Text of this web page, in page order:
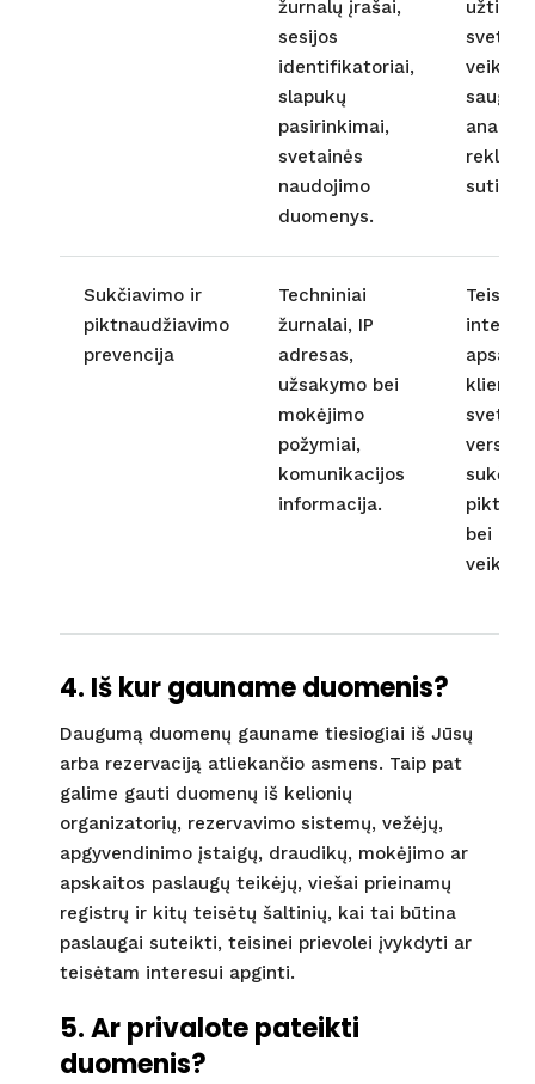
žurnalų įrašai,
sesijos
identifikatoriai,
slapukų
pasirinkimai,
svetainės
naudojimo
duomenys.
Sukčiavimo ir
piktnaudžiavimo
prevencija
Techniniai
žurnalai, IP
adresas,
užsakymo bei
mokėjimo
požymiai,
komunikacijos
informacija.
verslą
bei
veiklos.
4. Iš kur gauname duomenis?
Daugumą duomenų gauname tiesiogiai iš Jūsų
arba rezervaciją atliekančio asmens. Taip pat
galime gauti duomenų iš kelionių
organizatorių, rezervavimo sistemų, vežėjų,
apgyvendinimo įstaigų, draudikų, mokėjimo ar
apskaitos paslaugų teikėjų, viešai prieinamų
registrų ir kitų teisėtų šaltinių, kai tai būtina
paslaugai suteikti, teisinei prievolei įvykdyti ar
teisėtam interesui apginti.
5. Ar privalote pateikti
duomenis?